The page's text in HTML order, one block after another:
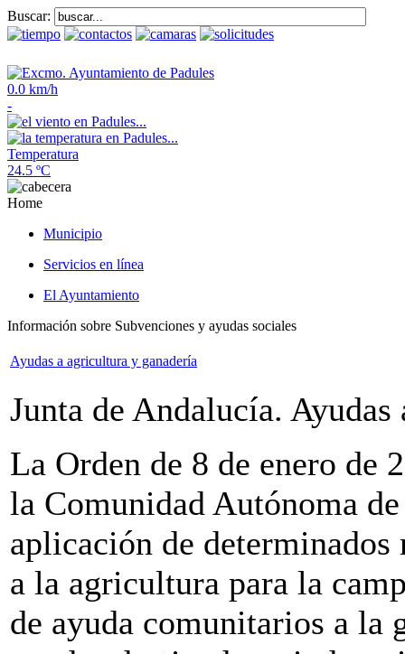
Buscar:
0.0 km/h
-
Temperatura
24.5 ºC
Home
Municipio
Servicios en línea
El Ayuntamiento
Información sobre Subvenciones y ayudas sociales
Ayudas a agricultura y ganadería
Junta de Andalucía.
La Orden de 8 de enero de
la Comunidad Autónoma
aplicación de
a la agricultura para la
de ayuda comunitarios a la